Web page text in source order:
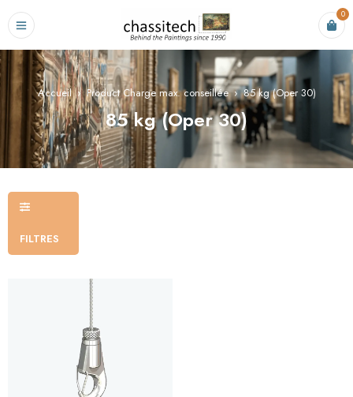
0
Accueil › Product Charge max. conseillée › 85 kg (Oper 30)
85 kg (Oper 30)
FILTRES